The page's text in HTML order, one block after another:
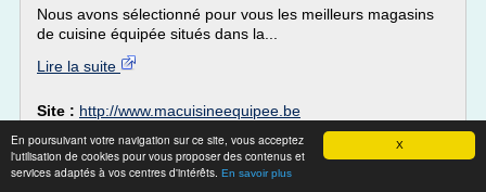
X
En poursuivant votre navigation sur ce site, vous acceptez
l'utilisation de cookies pour vous proposer des contenus et
services adaptés à vos centres d'intérêts. En savoir plus
Nous avons sélectionné pour vous les meilleurs magasins
de cuisine équipée situés dans la...
Lire la suite
Site : http://www.macuisineequipee.be
Prix et devis pour pose d’une cuisine
équipée - Le Blog ...